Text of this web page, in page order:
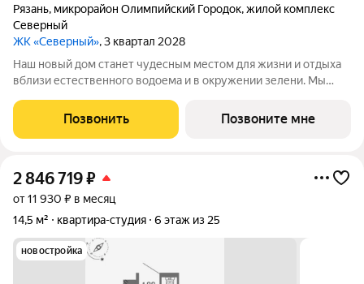
Рязань, микрорайон Олимпийский Городок,жилой комплекс
Северный
ЖК «Северный», 3 квартал 2028
Наш новый дом станет чудесным местом для жизни и отдыха
вблизи естественного водоема и в окружении зелени. Мы
небольших студий, в которых можно начать свою
студенческую самостоятельную жизнь до
Позвонить Позвоните мне
2 846 719₽
от 11 930 ₽ в месяц
14,5 м²
квартира-студия 6 этаж из 25
новостройка